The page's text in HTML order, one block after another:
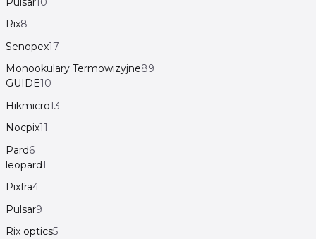
Rix8
Senopex17
Monookulary Termowizyjne89
GUIDE10
Hikmicro13
Nocpix11
Pard6
leopard1
Pixfra4
Pulsar9
Rix optics5